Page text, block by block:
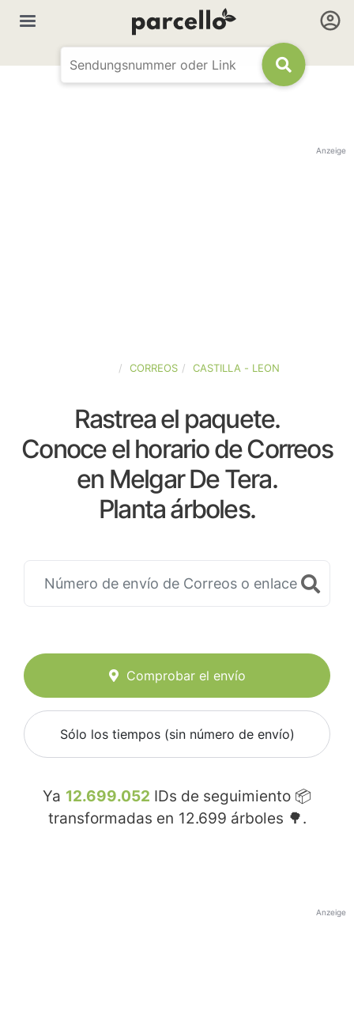
Anzeige
CORREOS CASTILLA - LEON
Rastrea el paquete.
Conoce el horario de Correos
en Melgar De Tera.
Planta árboles.
Comprobar el envío
Sólo los tiempos (sin número de envío)
Ya 12.699.052 IDs de seguimiento 📦
transformadas en 12.699 árboles 🌳.
Anzeige